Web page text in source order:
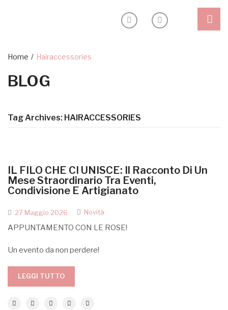
Shop
Headband
Special edition
Outlet
Inspiration
My Account
Home / Hairaccessories
BLOG
Tag Archives: HAIRACCESSORIES
IL FILO CHE CI UNISCE: Il Racconto Di Un
Mese Straordinario Tra Eventi,
Condivisione E Artigianato
27 Maggio 2026 Novità
APPUNTAMENTO CON LE ROSE!
Un evento da non perdere!
LEGGI TUTTO